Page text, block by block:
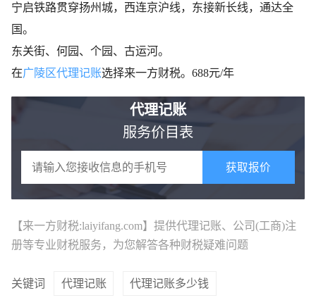
宁启铁路贯穿扬州城，西连京沪线，东接新长线，通达全
国。
东关街、何园、个园、古运河。
在广陵区代理记账选择来一方财税。688元/年
代理记账
服务价目表
获取报价
【来一方财税:laiyifang.com】提供代理记账、公司(工商)注
册等专业财税服务，为您解答各种财税疑难问题
关键词 代理记账 代理记账多少钱